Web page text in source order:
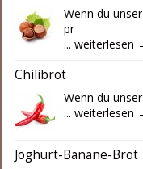
Wenn du
pr
... weiterlesen
Chilibrot
Wenn du
... weiterlesen
Joghurt-Banane-Brot